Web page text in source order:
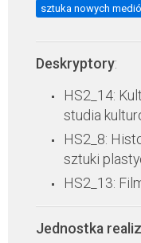
sztuka nowych
Deskryptory:
HS2_14:
studia
HS2_8:
sztuki
HS2_13:
Jednostka